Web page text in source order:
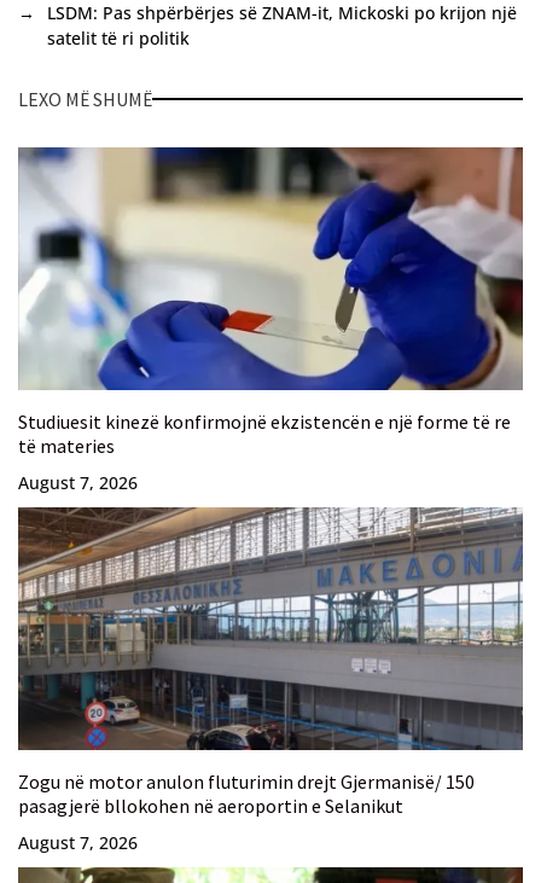
→
LSDM: Pas shpërbërjes së ZNAM-it, Mickoski po krijon një
satelit të ri politik
LEXO MË SHUMË
Studiuesit kinezë konfirmojnë ekzistencën e një forme të re
të materies
August 7, 2026
Zogu në motor anulon fluturimin drejt Gjermanisë/ 150
pasagjerë bllokohen në aeroportin e Selanikut
August 7, 2026